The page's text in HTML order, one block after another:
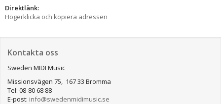
Direktlänk:
Högerklicka och kopiera adressen
Kontakta oss
Sweden MIDI Music
Missionsvägen 75, 167 33 Bromma
Tel: 08-80 68 88
E-post: info@swedenmidimusic.se